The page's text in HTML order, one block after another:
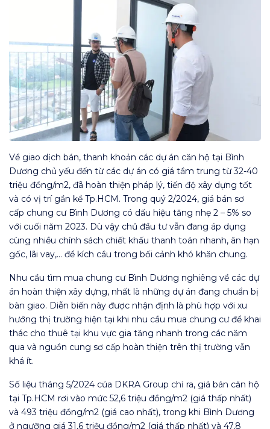
Về giao dịch bán, thanh khoản các dự án căn hộ tại Bình
Dương chủ yếu đến từ các dự án có giá tầm trung từ 32-40
triệu đồng/m2, đã hoàn thiện pháp lý, tiến độ xây dựng tốt
và có vị trí gần kề Tp.HCM. Trong quý 2/2024, giá bán sơ
cấp chung cư Bình Dương có dấu hiệu tăng nhẹ 2 – 5% so
với cuối năm 2023. Dù vậy chủ đầu tư vẫn đang áp dụng
cùng nhiều chính sách chiết khấu thanh toán nhanh, ân hạn
gốc, lãi vay,… để kích cầu trong bối cảnh khó khăn chung.
Nhu cầu tìm mua chung cư Bình Dương nghiêng về các dự
án hoàn thiện xây dựng, nhất là những dự án đang chuẩn bị
bàn giao. Diễn biến này được nhận định là phù hợp với xu
hướng thị trường hiện tại khi nhu cầu mua chung cư để khai
thác cho thuê tại khu vực gia tăng nhanh trong các năm
qua và nguồn cung sơ cấp hoàn thiện trên thị trường vẫn
khá ít.
Số liệu tháng 5/2024 của DKRA Group chỉ ra, giá bán căn hộ
tại Tp.HCM rơi vào mức 52,6 triệu đồng/m2 (giá thấp nhất)
và 493 triệu đồng/m2 (giá cao nhất), trong khi Bình Dương
ở ngưỡng giá 31,6 triệu đồng/m2 (giá thấp nhất) và 47,8